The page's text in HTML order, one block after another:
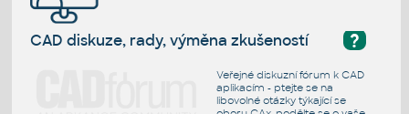
?
CAD diskuze, rady, výměna zkušeností
Veřejné diskuzní fórum k CAD
aplikacím - ptejte se na
libovolné otázky týkající se